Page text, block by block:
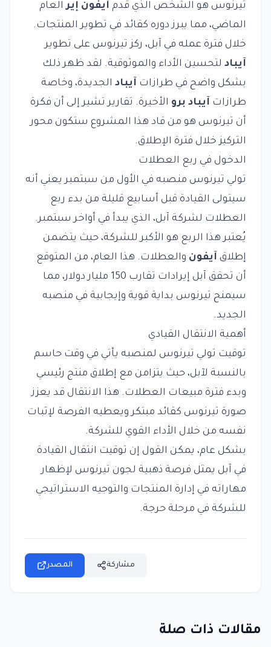
تيرنوس هو الشخص الذي قدم آيفون إيرالعام
الماضي، مما يبرز دوره كقائد في تطوير المنتجات.
خلال فترة عمله في آبل، ركز تيرنوس على تطوير
آيباد لتحسين الأداء والموثوقية. لقد ظهر ذلك
بشكل واضح في طرازات آيباد الجديدة، وخاصة
طرازات آيباد برو الأخيرة. تقارير تشير إلى أن فكرة
أن تيرنوس هو من قاد هذا المشروع ستكون محور
التركيز خلال فترة الإطلاق.
الدخول في ربع العطلات
تولي تيرنوس منصبه في الأول من سبتمبر يعني أنه
سيتولى القيادة قبل أسابيع قليلة من بدء ربع
العطلات لشركة آبل، الذي يبدأ في أواخر سبتمبر.
يُعتبر هذا الربع هو الأكبر للشركة، حيث يتضمن
إطلاق آيفون والعطلات. هذا العام، من المتوقع
أن تحقق آبل إيرادات تقارب 150 مليار دولار، مما
سيمنح تيرنوس بداية قوية وإيجابية في منصبه
الجديد.
أهمية الانتقال القيادي
توقيت تولي تيرنوس لمنصبه يأتي في وقت حاسم
بالنسبة لآبل، حيث يتزامن مع إطلاق منتج رئيسي
وبدء فترة مبيعات العطلات. هذا الانتقال قد يعزز
صورة تيرنوس كقائد مبتكر ويعطيه الفرصة لإثبات
نفسه من خلال الأداء القوي للشركة.
بشكل عام، يمكن القول إن توقيت انتقال القيادة
في آبل يمثل فرصة ذهبية لجون تيرنوس لإظهار
مهاراته في إدارة المنتجات والتوجيه الاستراتيجي
للشركة في مرحلة حرجة.
المصدر مشاركة
مقالات ذات صلة